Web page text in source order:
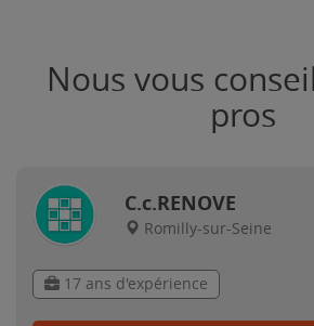
Nous vous
pros
C.c.RENOVE
Romilly-sur-Seine
17 ans d'expérience